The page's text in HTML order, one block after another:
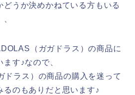
どうか決めかねている方もいる
（ガガドラス）の商品に
す♪なので、
ドラス）の商品の購入を迷って
るのもありだと思います♪